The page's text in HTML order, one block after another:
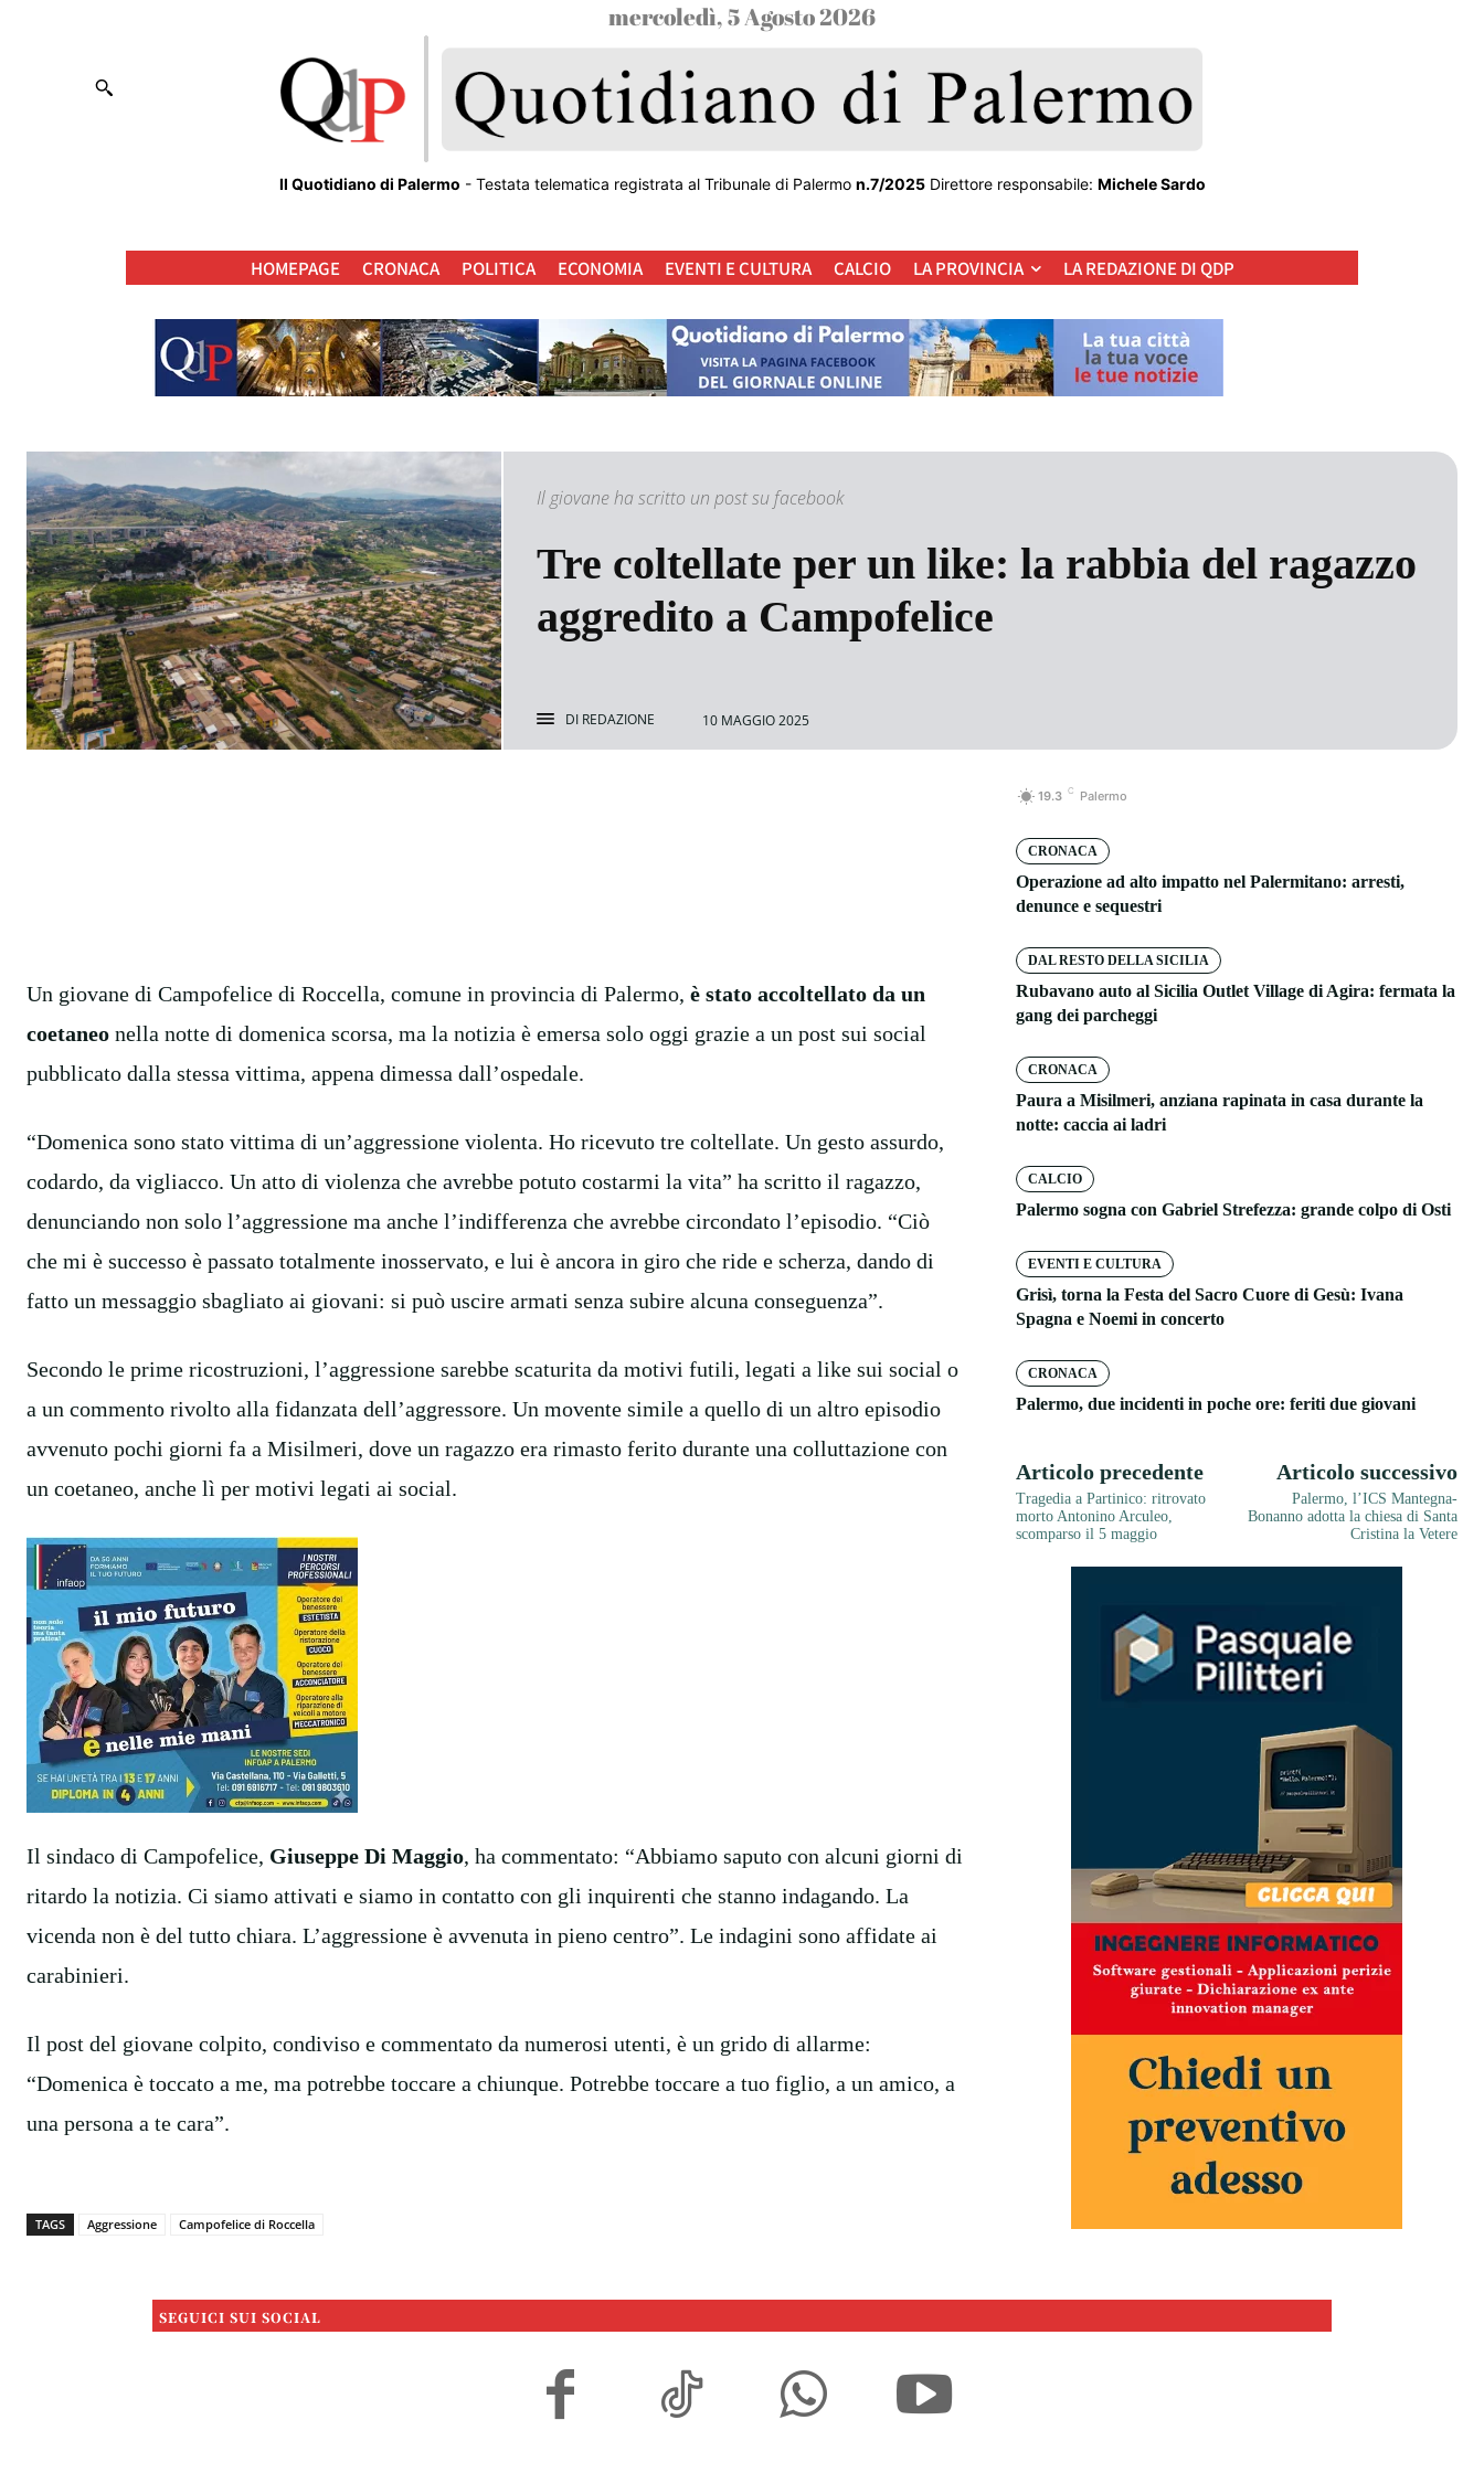
mercoledì, 5 Agosto 2026
Il Quotidiano di Palermo - Testata telematica registrata al Tribunale di Palermo n.7/2025Direttore responsabile: Michele Sardo
HOMEPAGE CRONACA POLITICA ECONOMIA EVENTI E CULTURA CALCIO LA PROVINCIA LA REDAZIONE DI QDP
Il giovane ha scritto un post su facebook
Tre coltellate per un like: la rabbia del ragazzo
aggredito a Campofelice
DI REDAZIONE 10 MAGGIO 2025
Un giovane di Campofelice di Roccella, comune in provincia di Palermo, è stato accoltellato da un
coetaneo nella notte di domenica scorsa, ma la notizia è emersa solo oggi grazie a un post sui social
pubblicato dalla stessa vittima, appena dimessa dall’ospedale.
“Domenica sono stato vittima di un’aggressione violenta. Ho ricevuto tre coltellate. Un gesto assurdo,
codardo, da vigliacco. Un atto di violenza che avrebbe potuto costarmi la vita” ha scritto il ragazzo,
denunciando non solo l’aggressione ma anche l’indifferenza che avrebbe circondato l’episodio. “Ciò
che mi è successo è passato totalmente inosservato, e lui è ancora in giro che ride e scherza, dando di
fatto un messaggio sbagliato ai giovani: si può uscire armati senza subire alcuna conseguenza”.
Secondo le prime ricostruzioni, l’aggressione sarebbe scaturita da motivi futili, legati a like sui social o
a un commento rivolto alla fidanzata dell’aggressore. Un movente simile a quello di un altro episodio
avvenuto pochi giorni fa a Misilmeri, dove un ragazzo era rimasto ferito durante una colluttazione con
un coetaneo, anche lì per motivi legati ai social.
Il sindaco di Campofelice, Giuseppe Di Maggio, ha commentato: “Abbiamo saputo con alcuni giorni di
ritardo la notizia. Ci siamo attivati e siamo in contatto con gli inquirenti che stanno indagando. La
vicenda non è del tutto chiara. L’aggressione è avvenuta in pieno centro”. Le indagini sono affidate ai
carabinieri.
Il post del giovane colpito, condiviso e commentato da numerosi utenti, è un grido di allarme:
“Domenica è toccato a me, ma potrebbe toccare a chiunque. Potrebbe toccare a tuo figlio, a un amico, a
una persona a te cara”.
TAGS Aggressione Campofelice di Roccella
19.3 C Palermo
CRONACA
Operazione ad alto impatto nel Palermitano: arresti,
denunce e sequestri
DAL RESTO DELLA SICILIA
Rubavano auto al Sicilia Outlet Village di Agira: fermata la
gang dei parcheggi
CRONACA
Paura a Misilmeri, anziana rapinata in casa durante la
notte: caccia ai ladri
CALCIO
Palermo sogna con Gabriel Strefezza: grande colpo di Osti
EVENTI E CULTURA
Grisì, torna la Festa del Sacro Cuore di Gesù: Ivana
Spagna e Noemi in concerto
CRONACA
Palermo, due incidenti in poche ore: feriti due giovani
Articolo precedente
Tragedia a Partinico: ritrovato
morto Antonino Arculeo,
scomparso il 5 maggio
Articolo successivo
Palermo, l’ICS Mantegna-
Bonanno adotta la chiesa di Santa
Cristina la Vetere
SEGUICI SUI SOCIAL